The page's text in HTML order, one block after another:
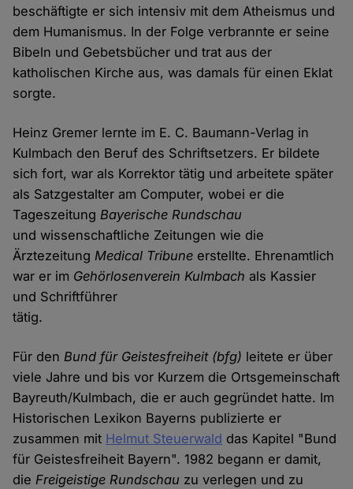
beschäftigte er sich intensiv mit dem Atheismus und
dem Humanismus. In der Folge verbrannte er seine
Bibeln und Gebetsbücher und trat aus der
katholischen Kirche aus, was damals für einen Eklat
sorgte.
Heinz Gremer lernte im E. C. Baumann-Verlag in
Kulmbach den Beruf des Schriftsetzers. Er bildete
sich fort, war als Korrektor tätig und arbeitete später
als Satzgestalter am Computer, wobei er die
TageszeitungBayerische Rundschau
und wissenschaftliche Zeitungen wie die
ÄrztezeitungMedical Tribune erstellte. Ehrenamtlich
war er im Gehörlosenverein Kulmbach als Kassier
und Schriftführer
tätig.
Für denBund für Geistesfreiheit (bfg) leitete er über
viele Jahre und bis vor Kurzem die Ortsgemeinschaft
Bayreuth/Kulmbach, die er auch gegründet hatte. Im
Historischen Lexikon Bayerns publizierte er
zusammen mit Helmut Steuerwald das Kapitel "Bund
für Geistesfreiheit Bayern". 1982 begann er damit,
dieFreigeistige Rundschau zu verlegen und zu